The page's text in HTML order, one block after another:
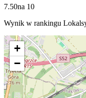
7.50na 10
Wynik w rankingu
+
−